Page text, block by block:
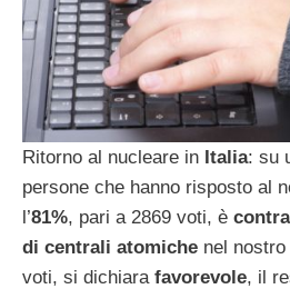
Ritorno al nucleare in Italia: su
persone che hanno risposto al
l’81%, pari a 2869 voti, è
di centrali atomiche nel
voti, si dichiara favorevole, il